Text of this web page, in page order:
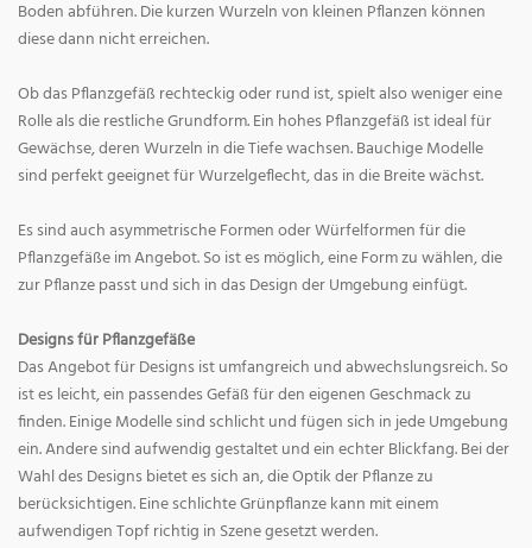
Boden abführen. Die kurzen Wurzeln von kleinen Pflanzen können
diese dann nicht erreichen.
Ob das Pflanzgefäß rechteckig oder rund ist, spielt also weniger eine
Rolle als die restliche Grundform. Ein hohes Pflanzgefäß ist ideal für
Gewächse, deren Wurzeln in die Tiefe wachsen. Bauchige Modelle
sind perfekt geeignet für Wurzelgeflecht, das in die Breite wächst.
Es sind auch asymmetrische Formen oder Würfelformen für die
Pflanzgefäße im Angebot. So ist es möglich, eine Form zu wählen, die
zur Pflanze passt und sich in das Design der Umgebung einfügt.
Designs für Pflanzgefäße
Das Angebot für Designs ist umfangreich und abwechslungsreich. So
ist es leicht, ein passendes Gefäß für den eigenen Geschmack zu
finden. Einige Modelle sind schlicht und fügen sich in jede Umgebung
ein. Andere sind aufwendig gestaltet und ein echter Blickfang. Bei der
Wahl des Designs bietet es sich an, die Optik der Pflanze zu
berücksichtigen. Eine schlichte Grünpflanze kann mit einem
aufwendigen Topf richtig in Szene gesetzt werden.